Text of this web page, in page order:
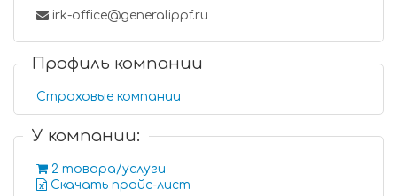
irk-office@generalippf.ru
Профиль компании
Страховые компании
У компании:
2 товара/услуги
Скачать прайс-лист